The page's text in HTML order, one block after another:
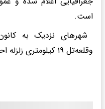
است.
وقلعه‌تل ۱۹ کیلومتری زلزله احساس شد.